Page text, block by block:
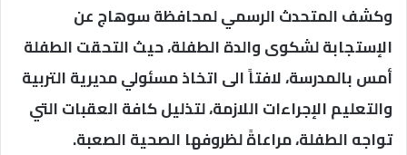
وكشف المتحدث الرسمي لمحافظة سوهاج عن
الإستجابة لشكوى والدة الطفلة، حيث التحقت الطفلة
أمس بالمدرسة، لافتاً الى اتخاذ مسئولي مديرية التربية
والتعليم الإجراءات اللازمة، لتذليل كافة العقبات التي
تواجه الطفلة، مراعاةً لظروفها الصحية الصعبة.